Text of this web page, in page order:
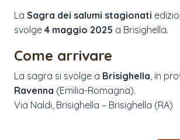
La Sagra dei salumi stagionati
svolge 4 maggio 2025 a Brisighella.
Come arrivare
La sagra si svolge a Brisighella , in
Ravenna (Emilia-Romagna).
Via Naldi, Brisighella – Brisighella (RA)